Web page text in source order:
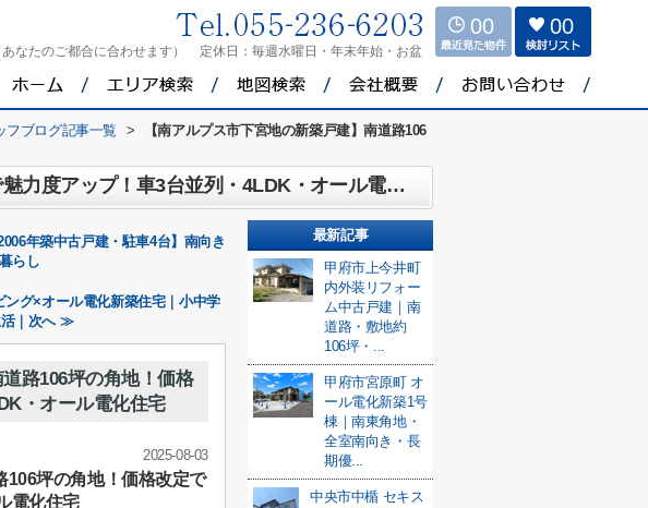
なたのご都合に合わせます） 定休日： 毎週水曜日・年末年始・お盆
00 00
フブログ記事一覧 >
【南アルプス市下宮地の新築戸建】南道路106
【南アルプス市下宮地の新築戸建】南道路106坪の角地！価格改定で魅力度アップ！車3台並列・4LDK・オール電化住宅
年築中古戸建・駐車4台】南向き
らし
グ×オール電化新築住宅｜小中学
活｜次へ ≫
路106坪の角地！価格
・オール電化住宅
2025-08-03
106坪の角地！価格改定で
電化住宅
最新記事
甲府市上今井町
内外装リフォー
ム中古戸建｜南
道路・敷地約
106坪・...
甲府市宮原町 オ
ール電化新築1号
棟｜南東角地・
全室南向き・長
期優...
中央市中楯 セキス